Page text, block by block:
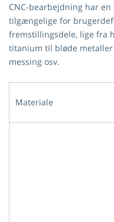
CNC-bearbejdning har
tilgængelige for
fremstillingsdele, lige fra
titanium til bløde
messing osv.
Materiale